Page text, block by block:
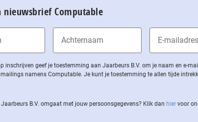
nieuwsbrief Computable
inschrijven geef je toestemming aan Jaarbeurs B.V. om je naam en e-
namens Computable. Je kunt je toestemming te allen tijde
B.V. omgaat met jouw per­soons­ge­ge­vens? Klik dan hier voor